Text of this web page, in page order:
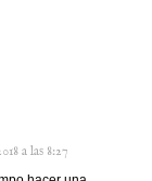
a las 8:27